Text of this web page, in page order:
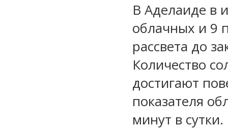
В Аделаиде в
облачных и 9
рассвета до
Количество
достигают
показателя
минут в сутки.